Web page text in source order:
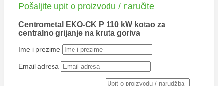
Pošaljite upit o proizvodu / naručite
Centrometal EKO-CK P 110 kW kotao za
centralno grijanje na kruta goriva
Ime i prezime
Email adresa